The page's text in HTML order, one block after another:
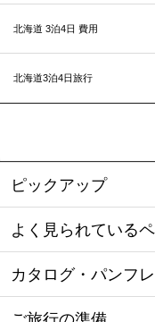
北海道 3泊4日 費用
北海道3泊4日旅行
ピックアップ
よく見られている
カタログ・パンフ